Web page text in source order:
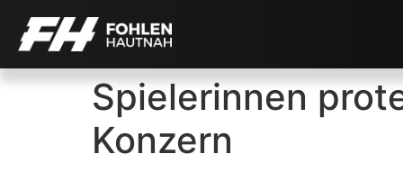
Spielerinnen
Konzern